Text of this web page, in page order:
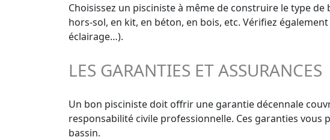
Choisissez un pisciniste à même de construire le type
hors-sol, en kit, en béton, en bois, etc. Vérifiez
éclairage…).
LES GARANTIES ET ASSURANCES
Un bon pisciniste doit offrir une garantie décennale
responsabilité civile professionnelle. Ces garanties
bassin.